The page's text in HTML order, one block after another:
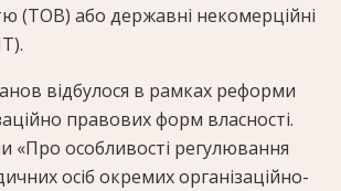
(ТОВ) або державні некомерційні
відбулося в рамках реформи
правових форм власності.
«Про особливості регулювання
осіб окремих організаційно-